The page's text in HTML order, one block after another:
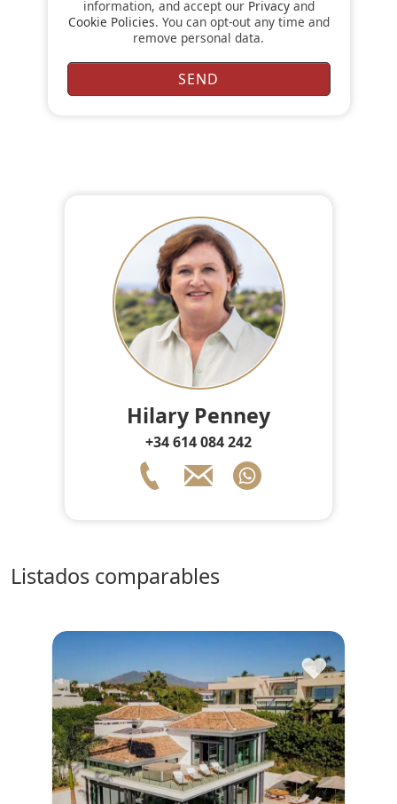
information, and accept our Privacyand
Cookie Policies. You can opt-out any time and
remove personal data.
Hilary Penney
+34 614 084 242
listados comparables
♥